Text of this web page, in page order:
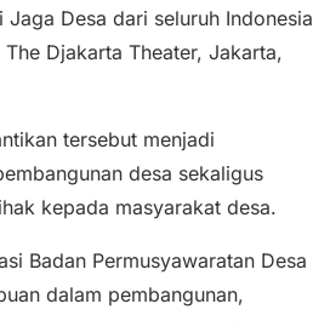
Desa dari seluruh Indonesia
Djakarta Theater, Jakarta,
tersebut menjadi
desa sekaligus
kepada masyarakat desa.
Badan Permusyawaratan Desa
dalam pembangunan,